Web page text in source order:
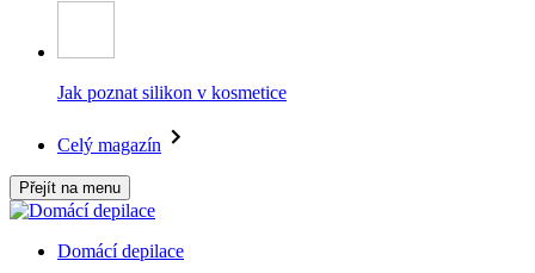
Jak poznat silikon v kosmetice
Celý magazín
Přejít na menu
Domácí depilace